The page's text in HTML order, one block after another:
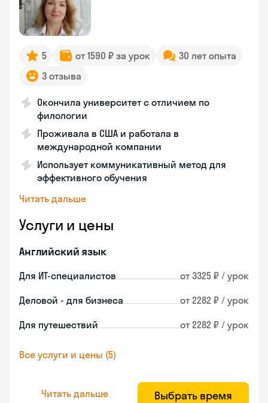
5 от 1590 ₽ за урок
30 лет опыта
3 отзыва
Окончила университет с отличием по
филологии
Проживала в США и работала в
международной компании
Использует коммуникативный метод для
эффективного обучения
Читать дальше
Услуги и цены
Английский язык
Для ИТ-специалистов от 3325 ₽ / урок
Деловой - для бизнеса от 2282 ₽ / урок
Для путешествий от 2282 ₽ / урок
Все услуги и цены (5)
Читать дальше Выбрать время